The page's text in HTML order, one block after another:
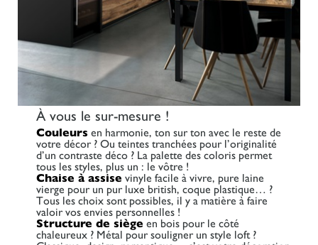
À vous le sur-mesure !
Couleurs en harmonie, ton sur ton avec le reste de
votre décor ? Ou teintes tranchées pour l’originalité
d’un contraste déco ? La palette des coloris permet
tous les styles, plus un : le vôtre !
Chaise à assise vinyle facile à vivre, pure laine
vierge pour un pur luxe british, coque plastique… ?
Tous les choix sont possibles, il y a matière à faire
valoir vos envies personnelles !
Structure de siège en bois pour le côté
chaleureux ? Métal pour souligner un style loft ?